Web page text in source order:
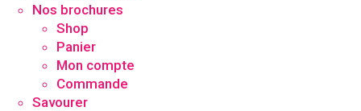
Nos brochures
Shop
Panier
Mon compte
Commande
Savourer